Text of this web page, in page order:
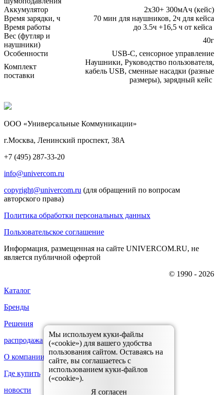
Аккумулятор
2х30+ 300мАч (кейс)
Время зарядки, ч
70 мин для наушников, 2ч для кейса
Время работы
до 3.5ч +16,5 ч от кейса
Вес (футляр и
наушники)
40г
Особенности
USB-C, сенсорное управление
Комплект
поставки
Наушники, Руководство пользователя,
кабель USB, сменные насадки (разные
размеры), зарядный кейс
ООО «Универсальные Коммуникации»
г.Москва, Ленинский проспект, 38А
+7 (495) 287-33-20
info@univercom.ru
copyright@univercom.ru (для обращений по вопросам
авторского права)
Политика обработки персональных данных
Пользовательское соглашение
Информация, размещенная на сайте UNIVERCOM.RU, не
является публичной офертой
© 1990 - 2026
Каталог
Бренды
Решения
распродажа
О компании
Где купить
новости
Мы используем куки-файлы
(«cookie») для вашего удобства
пользования сайтом. Оставаясь на
сайте, вы соглашаетесь с
использованием куки-файлов
(«cookie»).
Я согласен